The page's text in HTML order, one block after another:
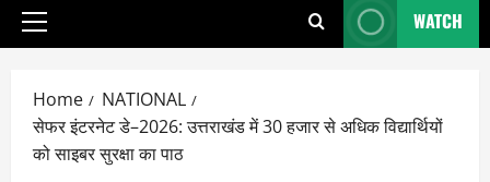
Primary
WATCH
Home
NATIONAL
सेफर इंटरनेट डे–2026: उत्तराखंड में 30 हजार से अधिक विद्यार्थियों
को साइबर सुरक्षा का पाठ